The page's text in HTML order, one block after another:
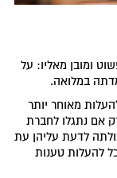
ומובן מאליו: על
במלואה.
מאוחר יותר
אם נתגלו לחברת
לדעת עליהן עת
להעלות טענות